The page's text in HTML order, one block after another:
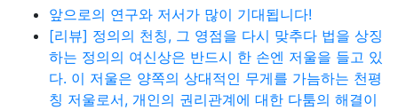
앞으로의 연구와 저서가 많이 기대됩니다!
[리뷰] 정의의 천칭, 그 영점을 다시 맞추다 법을 상징
하는 정의의 여신상은 반드시 한 손엔 저울을 들고 있
다. 이 저울은 양쪽의 상대적인 무게를 가늠하는 천평
칭 저울로서, 개인의 권리관계에 대한 다툼의 해결이